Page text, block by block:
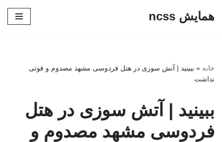
همایش ncss
خانه » ببینید | آتش سوزی در هتل فردوسی مشهد مصدوم و فوتی
نداشت
ببینید | آتش سوزی در هتل
فردوسی مشهد مصدوم و